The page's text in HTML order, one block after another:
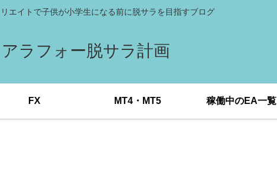
エイトで子供が小学生になる前に脱サラを目指すブログ
アラフォー脱サラ計画
FX MT4・MT5 稼働中のEA一覧